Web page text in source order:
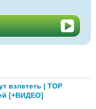
взлететь | TOP
[+ВИДЕО]